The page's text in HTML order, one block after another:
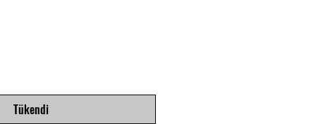
Tükendi